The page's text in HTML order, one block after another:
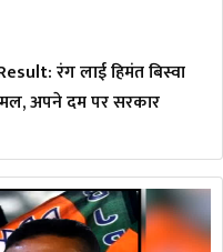
रंग लाई हिमंत बिस्वा
अपने दम पर सरकार